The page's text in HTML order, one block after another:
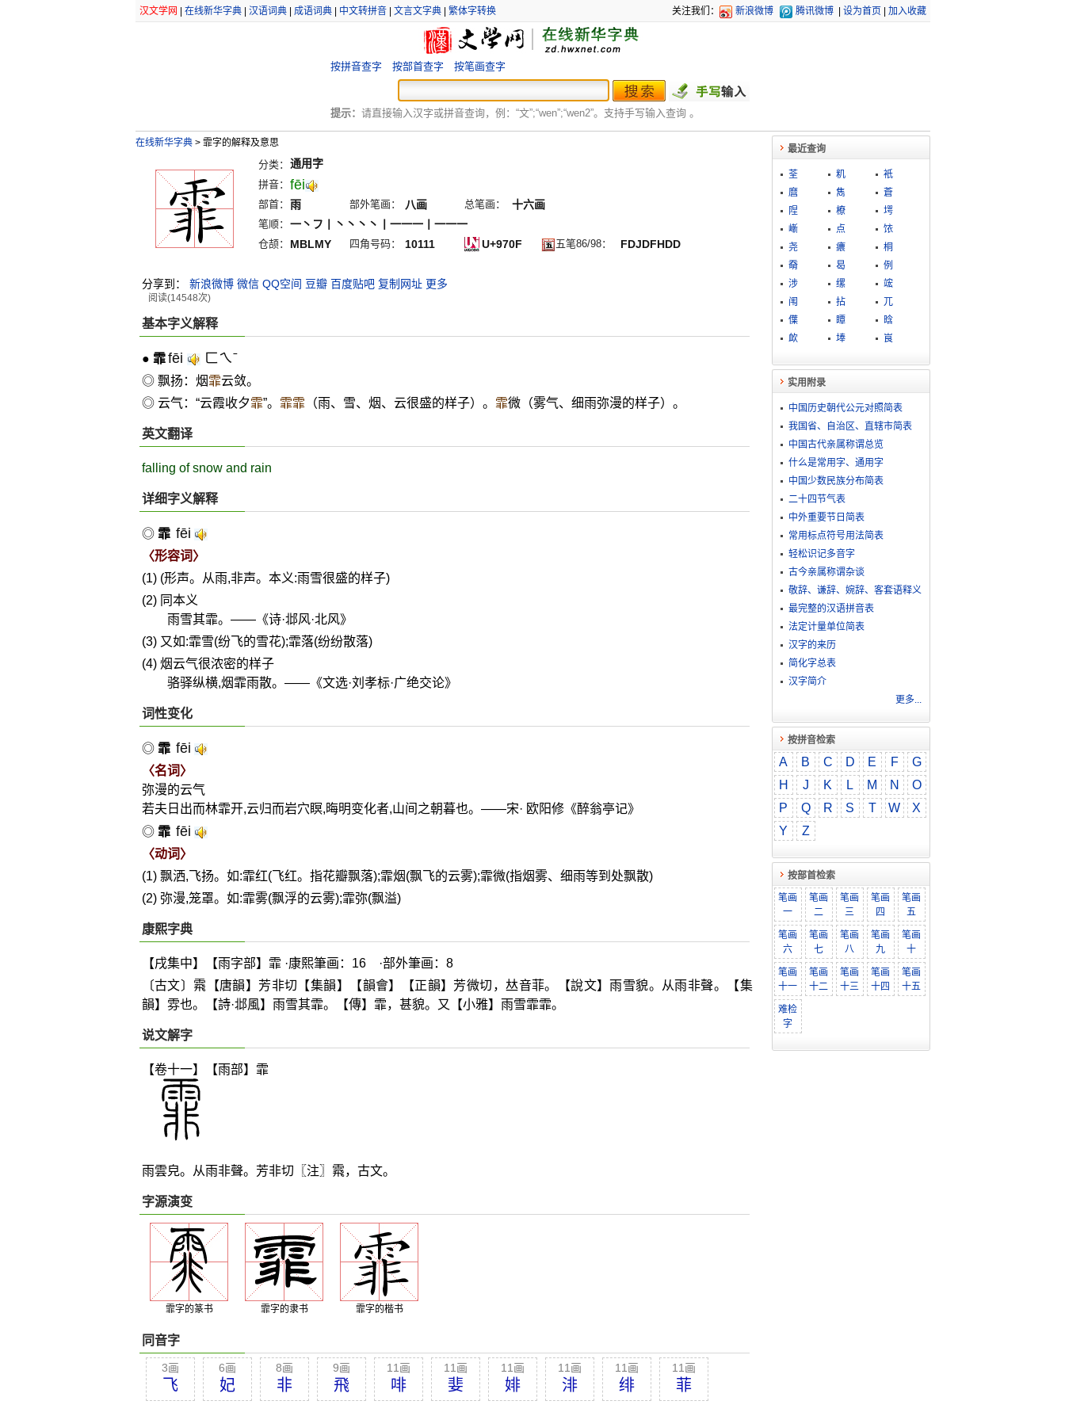
汉文学网 在线新华字典| 汉语词典| 成语词典| 中文转拼音| 文言文字典| 繁体字转换 关注我们： 新浪微博 腾讯微博 设为首页 加入收藏
按拼音查字 按部首查字 按笔画查字
提示： 请直接输入汉字或拼音查询，例：“文”;“wen”;“wen2”。支持手写输入查询 。
在线新华字典 >霏字的解释及意思
分类： 通用字
拼音： fēi
部首： 雨 部外笔画： 八画 总笔画： 十六画
笔顺： 一丶フ丨丶丶丶丶丨一一一丨一一一
仓颉： MBLMY 四角号码： 10111 U+970F 五笔86/98： FDJDFHDD
分享到： 新浪微博 微信 QQ空间 豆瓣 百度贴吧 复制网址 更多
阅读(14548次)
基本字义解释
● 霏 fēi ㄈㄟˉ
◎ 飘扬：烟霏云敛。
◎ 云气：“云霞收夕霏”。 霏霏 （雨、雪、烟、云很盛的样子）。 霏微（雾气、细雨弥漫的样子）。
英文翻译
falling of snow and rain
详细字义解释
◎ 霏 fēi
〈形容词〉
(1) (形声。从雨,非声。本义:雨雪很盛的样子)
(2) 同本义
雨雪其霏。——《诗·邶风·北风》
(3) 又如:霏雪(纷飞的雪花);霏落(纷纷散落)
(4) 烟云气很浓密的样子
骆驿纵横,烟霏雨散。——《文选·刘孝标·广绝交论》
词性变化
◎ 霏 fēi
〈名词〉
弥漫的云气
若夫日出而林霏开,云归而岩穴瞑,晦明变化者,山间之朝暮也。——宋· 欧阳修《醉翁亭记》
◎ 霏 fēi
〈动词〉
(1) 飘洒,飞扬。如:霏红(飞红。指花瓣飘落);霏烟(飘飞的云雾);霏微(指烟雾、细雨等到处飘散)
(2) 弥漫,笼罩。如:霏雾(飘浮的云雾);霏弥(飘溢)
康熙字典
【戌集中】【雨字部】霏 ·康熙筆画：16 ·部外筆画：8
〔古文〕 䬠 【唐韻】芳非切【集韻】【韻會】【正韻】芳微切，𠀤音菲。【說文】雨雪貌。从雨非聲。【集
韻】雰也。【詩·邶風】雨雪其霏。【傳】霏，甚貌。又【小雅】雨雪霏霏。
说文解字
【卷十一】【雨部】 霏
雨雲皃。从雨非聲。芳非切〖注〗 䬠，古文。
字源演变
霏字的篆书 霏字的隶书 霏字的楷书
同音字
3画
飞
6画
妃
8画
非
9画
飛
11画
啡
11画
婓
11画
婔
11画
渄
11画
绯
11画
菲
最近查询
荃 籶
衹
麿
雋
蒼
陧
橑
堮
嶃
点
饻
尧
癑
桐
奣
曷
例
涉
缧
竤
闱
拈
兀
僷
瞫
晗
欰
埲 峎
实用附录
中国历史朝代公元对照简表
我国省、自治区、直辖市简表
中国古代亲属称谓总览
什么是常用字、通用字
中国少数民族分布简表
二十四节气表
中外重要节日简表
常用标点符号用法简表
轻松识记多音字
古今亲属称谓杂谈
敬​辞​、​谦​辞​、​婉​辞​、​客​套​语​释​义
最完整的汉语拼音表
法定计量单位简表
汉字的来历
简化字总表
汉字简介
更多...
按拼音检索
A B C D E F
G
H
J K L M N
O
P
Q R S T W
X
Y
Z
按部首检索
笔画
一
笔画
二
笔画
三
笔画
四
笔画
五
笔画
六
笔画
七
笔画
八
笔画
九
笔画
十
笔画
十一
笔画
十二
笔画
十三
笔画
十四
笔画
十五
难检
字